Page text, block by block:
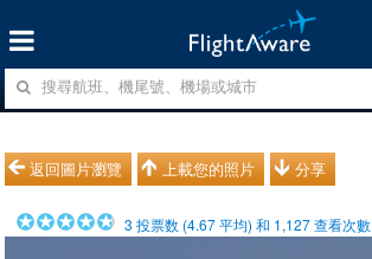
返回圖片瀏覽 上載您的照片 分享
3 投票数 (4.67平均) 和 1,127查看次數